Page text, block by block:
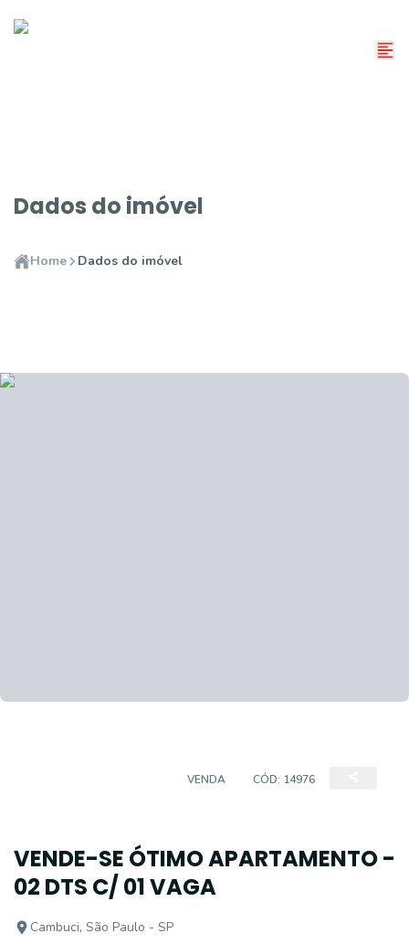
Dados do imóvel
Home Dados do imóvel
VENDA CÓD: 14976
VENDE-SE ÓTIMO APARTAMENTO -
02 DTS C/ 01 VAGA
Cambuci, São Paulo - SP